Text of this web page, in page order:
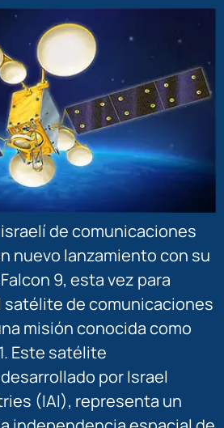
de comunicaciones
nuevo lanzamiento con su
9, esta vez para
satélite de comunicaciones
misión conocida como
Este satélite
por Israel
(IAI), representa un